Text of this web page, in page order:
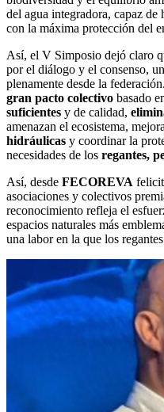
del agua integradora, capaz
con la máxima protección del
Así, el V Simposio dejó claro
por el diálogo y el consenso,
plenamente desde la
gran pacto colectivo basado
suficientes y de calidad,
amenazan el ecosistema,
hidráulicas y coordinar la
necesidades de los regantes,
Así, desde FECOREVA
asociaciones y colectivos
reconocimiento refleja el
espacios naturales más
una labor en la que los